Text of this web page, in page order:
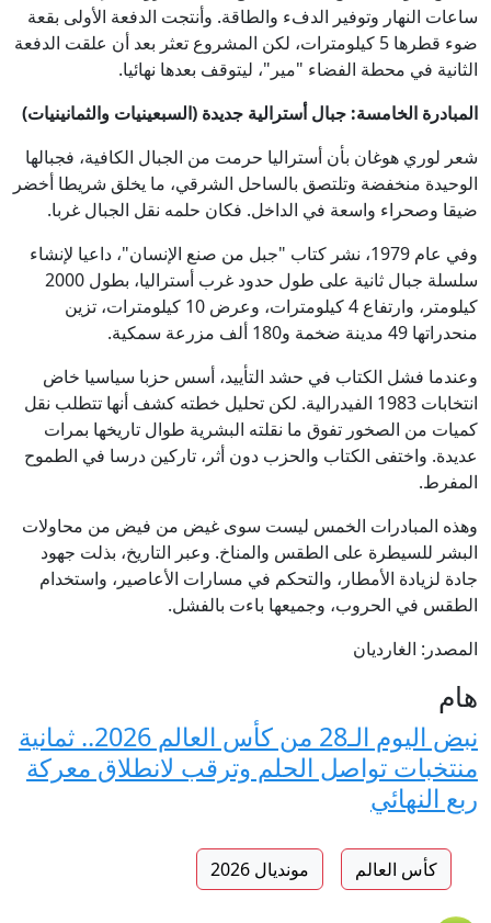
ساعات النهار وتوفير الدفء والطاقة. وأنتجت الدفعة الأولى بقعة
ضوء قطرها 5 كيلومترات، لكن المشروع تعثر بعد أن علقت الدفعة
الثانية في محطة الفضاء "مير"، ليتوقف بعدها نهائيا.
المبادرة الخامسة: جبال أسترالية جديدة (السبعينيات والثمانينيات)
شعر لوري هوغان بأن أستراليا حرمت من الجبال الكافية، فجبالها
الوحيدة منخفضة وتلتصق بالساحل الشرقي، ما يخلق شريطا أخضر
ضيقا وصحراء واسعة في الداخل. فكان حلمه نقل الجبال غربا.
وفي عام 1979، نشر كتاب "جبل من صنع الإنسان"، داعيا لإنشاء
سلسلة جبال ثانية على طول حدود غرب أستراليا، بطول 2000
كيلومتر، وارتفاع 4 كيلومترات، وعرض 10 كيلومترات، تزين
منحدراتها 49 مدينة ضخمة و180 ألف مزرعة سمكية.
وعندما فشل الكتاب في حشد التأييد، أسس حزبا سياسيا خاض
انتخابات 1983 الفيدرالية. لكن تحليل خطته كشف أنها تتطلب نقل
كميات من الصخور تفوق ما نقلته البشرية طوال تاريخها بمرات
عديدة. واختفى الكتاب والحزب دون أثر، تاركين درسا في الطموح
المفرط.
وهذه المبادرات الخمس ليست سوى غيض من فيض من محاولات
البشر للسيطرة على الطقس والمناخ. وعبر التاريخ، بذلت جهود
جادة لزيادة الأمطار، والتحكم في مسارات الأعاصير، واستخدام
الطقس في الحروب، وجميعها باءت بالفشل.
المصدر: الغارديان
هام
نبض اليوم الـ28 من كأس العالم 2026.. ثمانية
منتخبات تواصل الحلم وترقب لانطلاق معركة
ربع النهائي
كأس العالم مونديال 2026